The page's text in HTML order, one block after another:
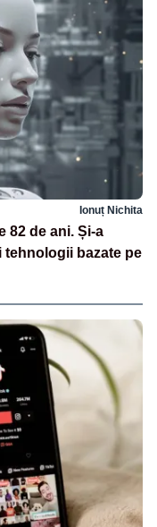
Ionuț Nichita
82 de ani. Și-a
tehnologii bazate pe